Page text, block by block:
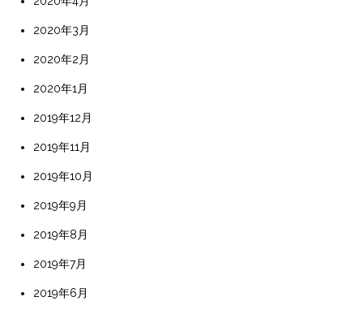
2020年3月
2020年2月
2020年1月
2019年12月
2019年11月
2019年10月
2019年9月
2019年8月
2019年7月
2019年6月